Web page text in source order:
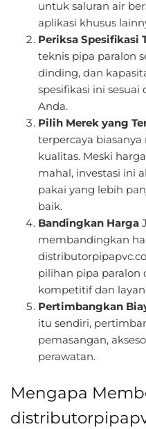
untuk saluran air
aplikasi khusus
Periksa Spesifikasi
teknis pipa paralon
dinding, dan
spesifikasi ini
Anda.
Pilih Merek yang
terpercaya
kualitas. Meski
mahal, investasi ini
pakai yang lebih
baik.
Bandingkan Harga
membandingkan
pilihan pipa paralon
kompetitif dan
Pertimbangkan
itu sendiri,
pemasangan,
perawatan.
Mengapa